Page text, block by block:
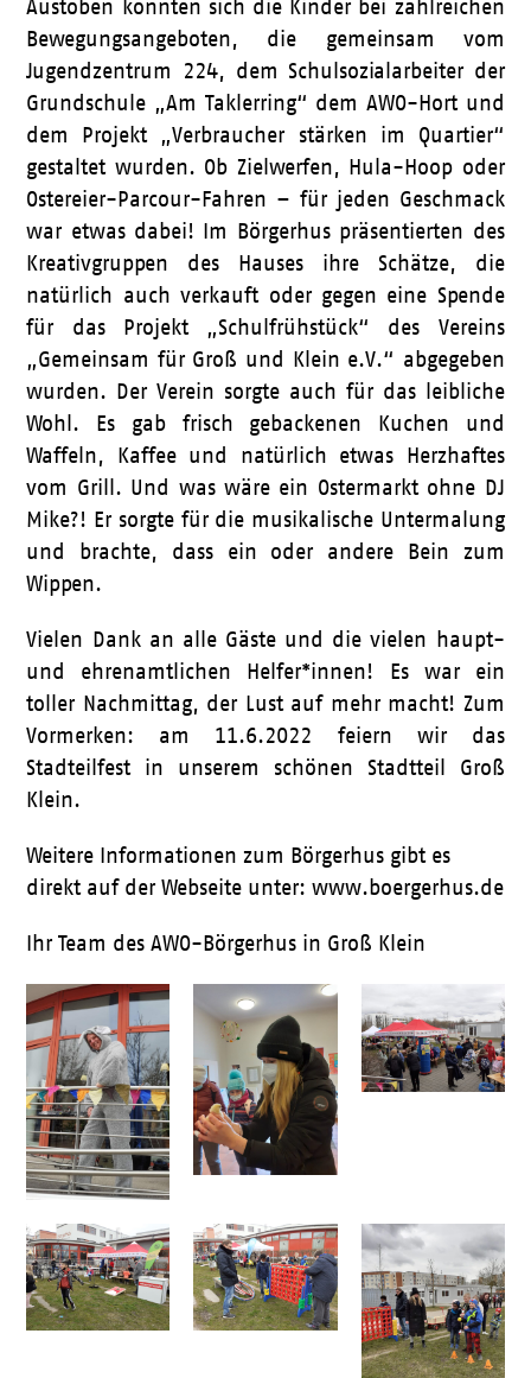
Austoben konnten sich die Kinder bei zahlreichen
Bewegungsangeboten, die gemeinsam vom
Jugendzentrum 224, dem Schulsozialarbeiter der
Grundschule „Am Taklerring“ dem AWO-Hort und
dem Projekt „Verbraucher stärken im Quartier“
gestaltet wurden. Ob Zielwerfen, Hula-Hoop oder
Ostereier-Parcour-Fahren – für jeden Geschmack
war etwas dabei! Im Börgerhus präsentierten des
Kreativgruppen des Hauses ihre Schätze, die
natürlich auch verkauft oder gegen eine Spende
für das Projekt „Schulfrühstück“ des Vereins
„Gemeinsam für Groß und Klein e.V.“ abgegeben
wurden. Der Verein sorgte auch für das leibliche
Wohl. Es gab frisch gebackenen Kuchen und
Waffeln, Kaffee und natürlich etwas Herzhaftes
vom Grill. Und was wäre ein Ostermarkt ohne DJ
Mike?! Er sorgte für die musikalische Untermalung
und brachte, dass ein oder andere Bein zum
Wippen.
Vielen Dank an alle Gäste und die vielen haupt-
und ehrenamtlichen Helfer*innen! Es war ein
toller Nachmittag, der Lust auf mehr macht! Zum
Vormerken: am 11.6.2022 feiern wir das
Stadteilfest in unserem schönen Stadtteil Groß
Klein.
Weitere Informationen zum Börgerhus gibt es
direkt auf der Webseite unter: www.boergerhus.de
Ihr Team des AWO-Börgerhus in Groß Klein